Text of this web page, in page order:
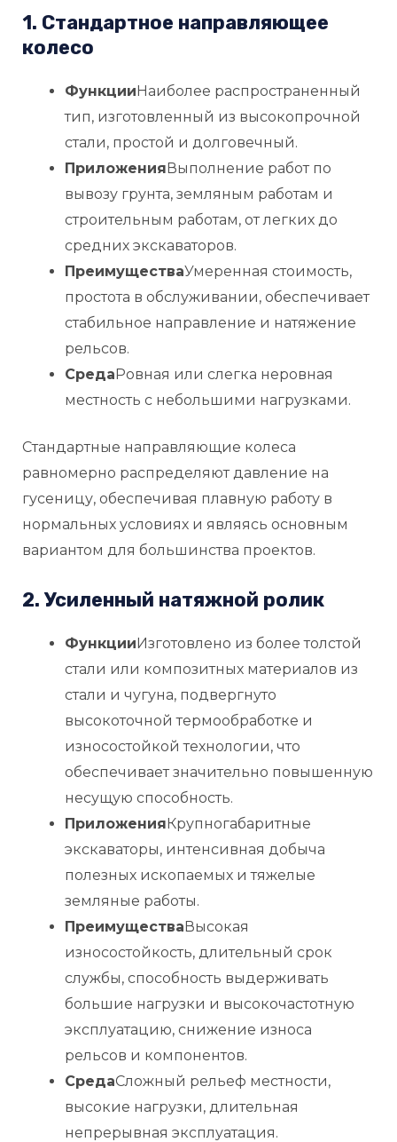
1. Стандартное направляющее
колесо
ФункцииНаиболее распространенный
тип, изготовленный из высокопрочной
стали, простой и долговечный.
ПриложенияВыполнение работ по
вывозу грунта, земляным работам и
строительным работам, от легких до
средних экскаваторов.
ПреимуществаУмеренная стоимость,
простота в обслуживании, обеспечивает
стабильное направление и натяжение
рельсов.
СредаРовная или слегка неровная
местность с небольшими нагрузками.
Стандартные направляющие колеса
равномерно распределяют давление на
гусеницу, обеспечивая плавную работу в
нормальных условиях и являясь основным
вариантом для большинства проектов.
2. Усиленный натяжной ролик
ФункцииИзготовлено из более толстой
стали или композитных материалов из
стали и чугуна, подвергнуто
высокоточной термообработке и
износостойкой технологии, что
обеспечивает значительно повышенную
несущую способность.
ПриложенияКрупногабаритные
экскаваторы, интенсивная добыча
полезных ископаемых и тяжелые
земляные работы.
ПреимуществаВысокая
износостойкость, длительный срок
службы, способность выдерживать
большие нагрузки и высокочастотную
эксплуатацию, снижение износа
рельсов и компонентов.
СредаСложный рельеф местности,
высокие нагрузки, длительная
непрерывная эксплуатация.